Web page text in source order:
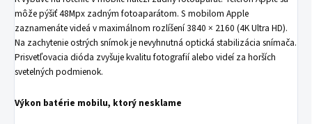
môže pýšiť 48Mpx zadným fotoaparátom. S mobilom Apple
zaznamenáte videá v maximálnom rozlíšení 3840 × 2160 (4K Ultra HD).
Na zachytenie ostrých snímok je nevyhnutná optická stabilizácia snímača.
Prisvetľovacia dióda zvyšuje kvalitu fotografií alebo videí za horších
svetelných podmienok.
Výkon batérie mobilu, ktorý nesklame